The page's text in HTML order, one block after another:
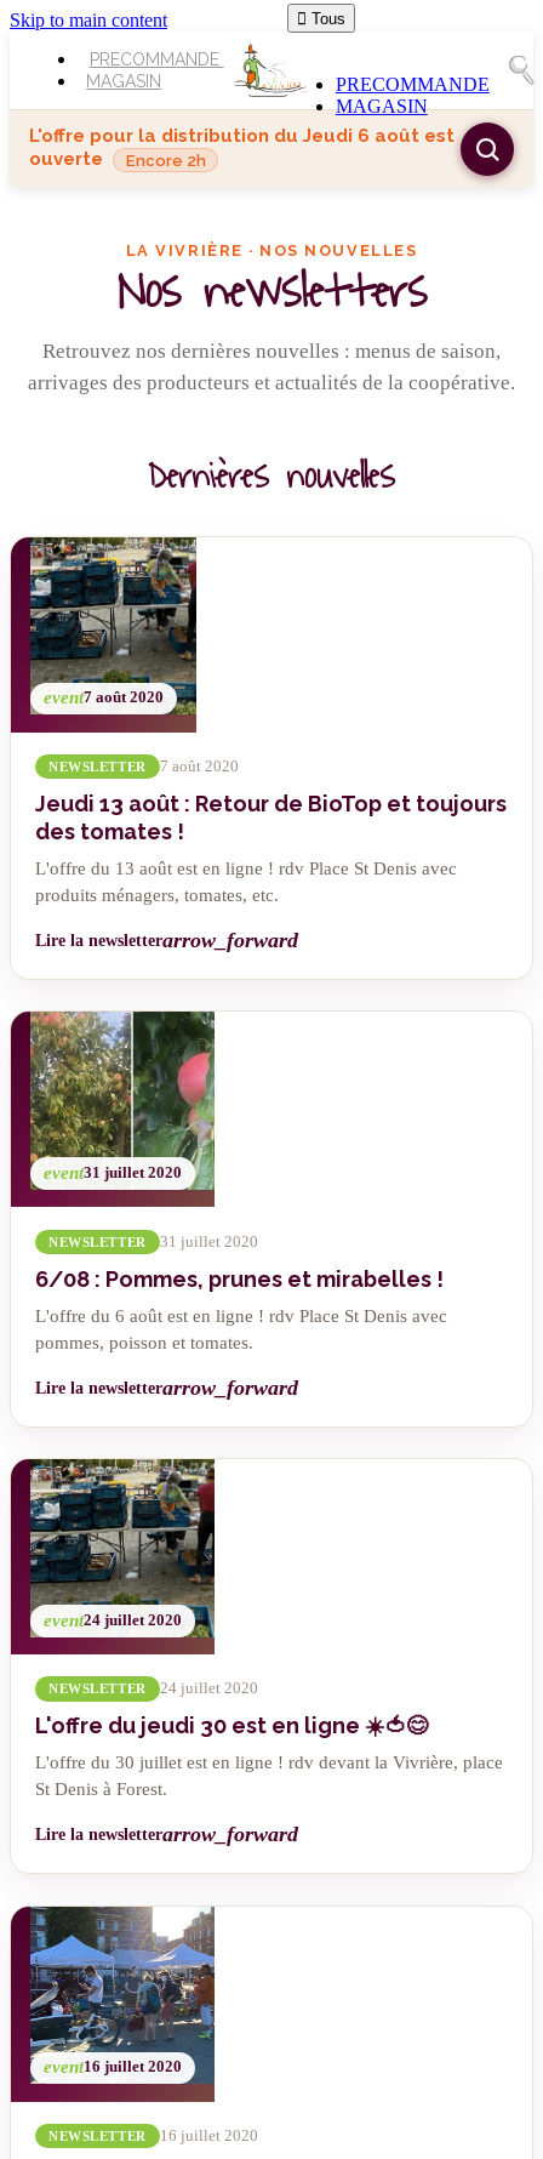
Skip to main content
PRECOMMANDE
MAGASIN
 Tous
PRECOMMANDE
MAGASIN
L'offre pour la distribution du Jeudi 6 août est
ouverte
Encore 2h
LA VIVRIÈRE · NOS NOUVELLES
Nos newsletters
Retrouvez nos dernières nouvelles : menus de saison,
arrivages des producteurs et actualités de la coopérative.
Dernières nouvelles
event7 août 2020
NEWSLETTER 7 août 2020
Jeudi 13 août : Retour de BioTop et toujours
des tomates !
L'offre du 13 août est en ligne ! rdv Place St Denis avec
produits ménagers, tomates, etc.
Lire la newsletterarrow_forward
event31 juillet 2020
NEWSLETTER 31 juillet 2020
6/08 : Pommes, prunes et mirabelles !
L'offre du 6 août est en ligne ! rdv Place St Denis avec
pommes, poisson et tomates.
Lire la newsletterarrow_forward
event24 juillet 2020
NEWSLETTER 24 juillet 2020
L'offre du jeudi 30 est en ligne ☀️🍅😊
L'offre du 30 juillet est en ligne ! rdv devant la Vivrière, place
St Denis à Forest.
Lire la newsletterarrow_forward
event16 juillet 2020
NEWSLETTER 16 juillet 2020